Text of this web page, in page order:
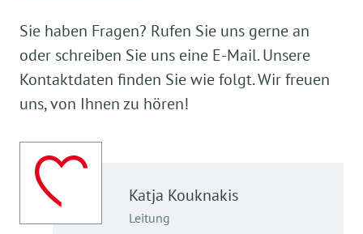
Sie haben Fragen? Rufen Sie uns gerne an
oder schreiben Sie uns eine E-Mail. Unsere
Kontaktdaten finden Sie wie folgt. Wir freuen
uns, von Ihnen zu hören!
Katja Kouknakis
Leitung